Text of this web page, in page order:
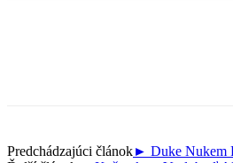
Predchádzajúci článok► Duke Nukem